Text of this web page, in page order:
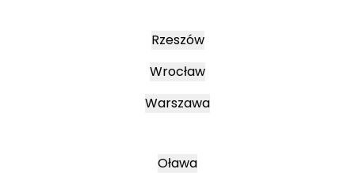
Rzeszów
Wrocław
Warszawa
Oława